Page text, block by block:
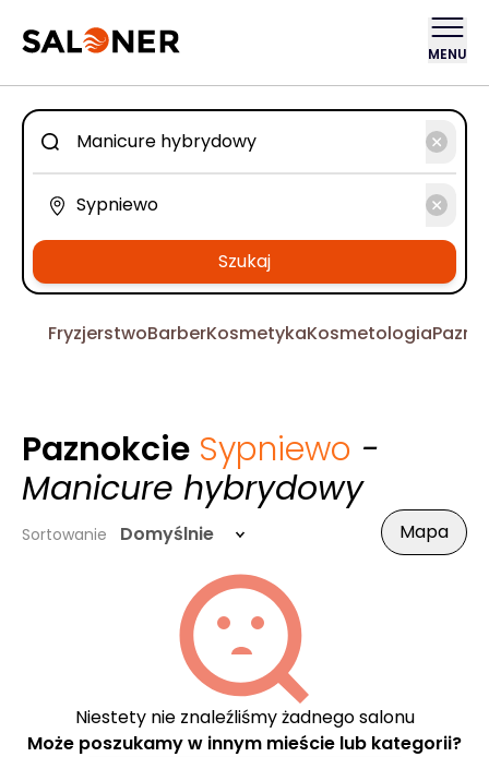
MENU
Szukaj
FryzjerstwoBarberKosmetykaKosmetologia
Paznokcie Sypniewo -
Manicure hybrydowy
Sortowanie Domyślnie Mapa
Niestety nie znaleźliśmy żadnego salonu
Może poszukamy w innym mieście lub kategorii?